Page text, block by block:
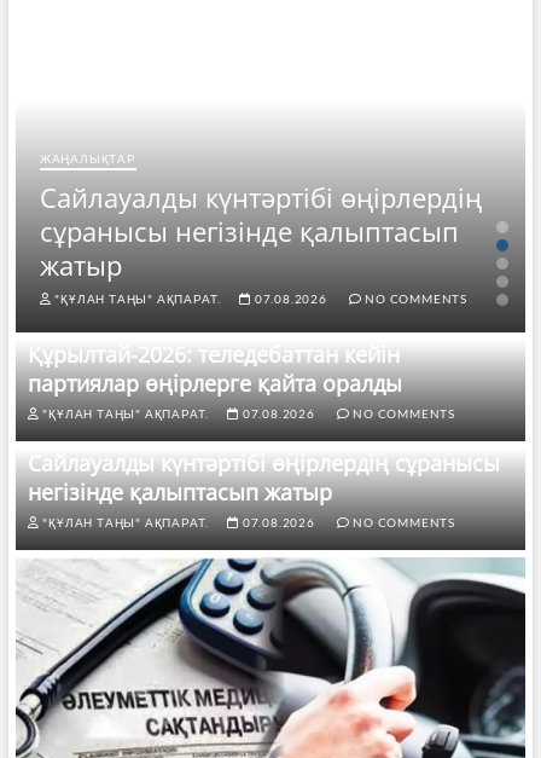
ЖАҢАЛЫҚТАР
Сайлауалды күнтәртібі өңірлердің
сұранысы негізінде қалыптасып
жатыр
"ҚҰЛАН ТАҢЫ" АҚПАРАТ. 07.08.2026 NO COMMENTS
Құрылтай-2026: теледебаттан кейін
партиялар өңірлерге қайта оралды
"ҚҰЛАН ТАҢЫ" АҚПАРАТ. 07.08.2026 NO COMMENTS
Сайлауалды күнтәртібі өңірлердің сұранысы
негізінде қалыптасып жатыр
"ҚҰЛАН ТАҢЫ" АҚПАРАТ. 07.08.2026 NO COMMENTS